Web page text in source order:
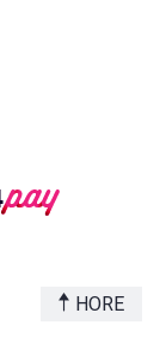
HORE